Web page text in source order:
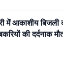
में आकाशीय
की दर्दनाक